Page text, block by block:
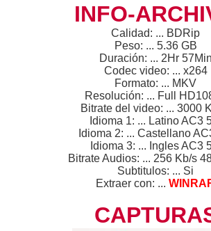
INFO-
Calidad: ... BDRip
Peso: ... 5.36 GB
Duración: ... 2Hr 57Min
Codec video: ... x264
Formato: ... MKV
Resolución: ... Full
Bitrate del video: ... 3000
Idioma 1: ... Latino AC3
Idioma 2: ... Castellano
Idioma 3: ... Ingles AC3
Bitrate Audios: ... 256 Kb/s
Subtitulos: ... Si
Extraer con: ...